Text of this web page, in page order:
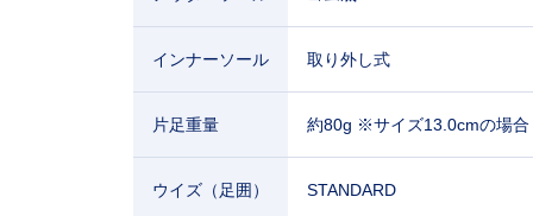
インナーソール 取り外し式
片足重量 約80g ※サイズ13.0cmの場合
ウイズ（足囲） STANDARD